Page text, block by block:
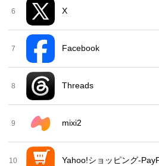
6 X
7 Facebook
8 Threads
9 mixi2
10 Yahoo!ショッピング-